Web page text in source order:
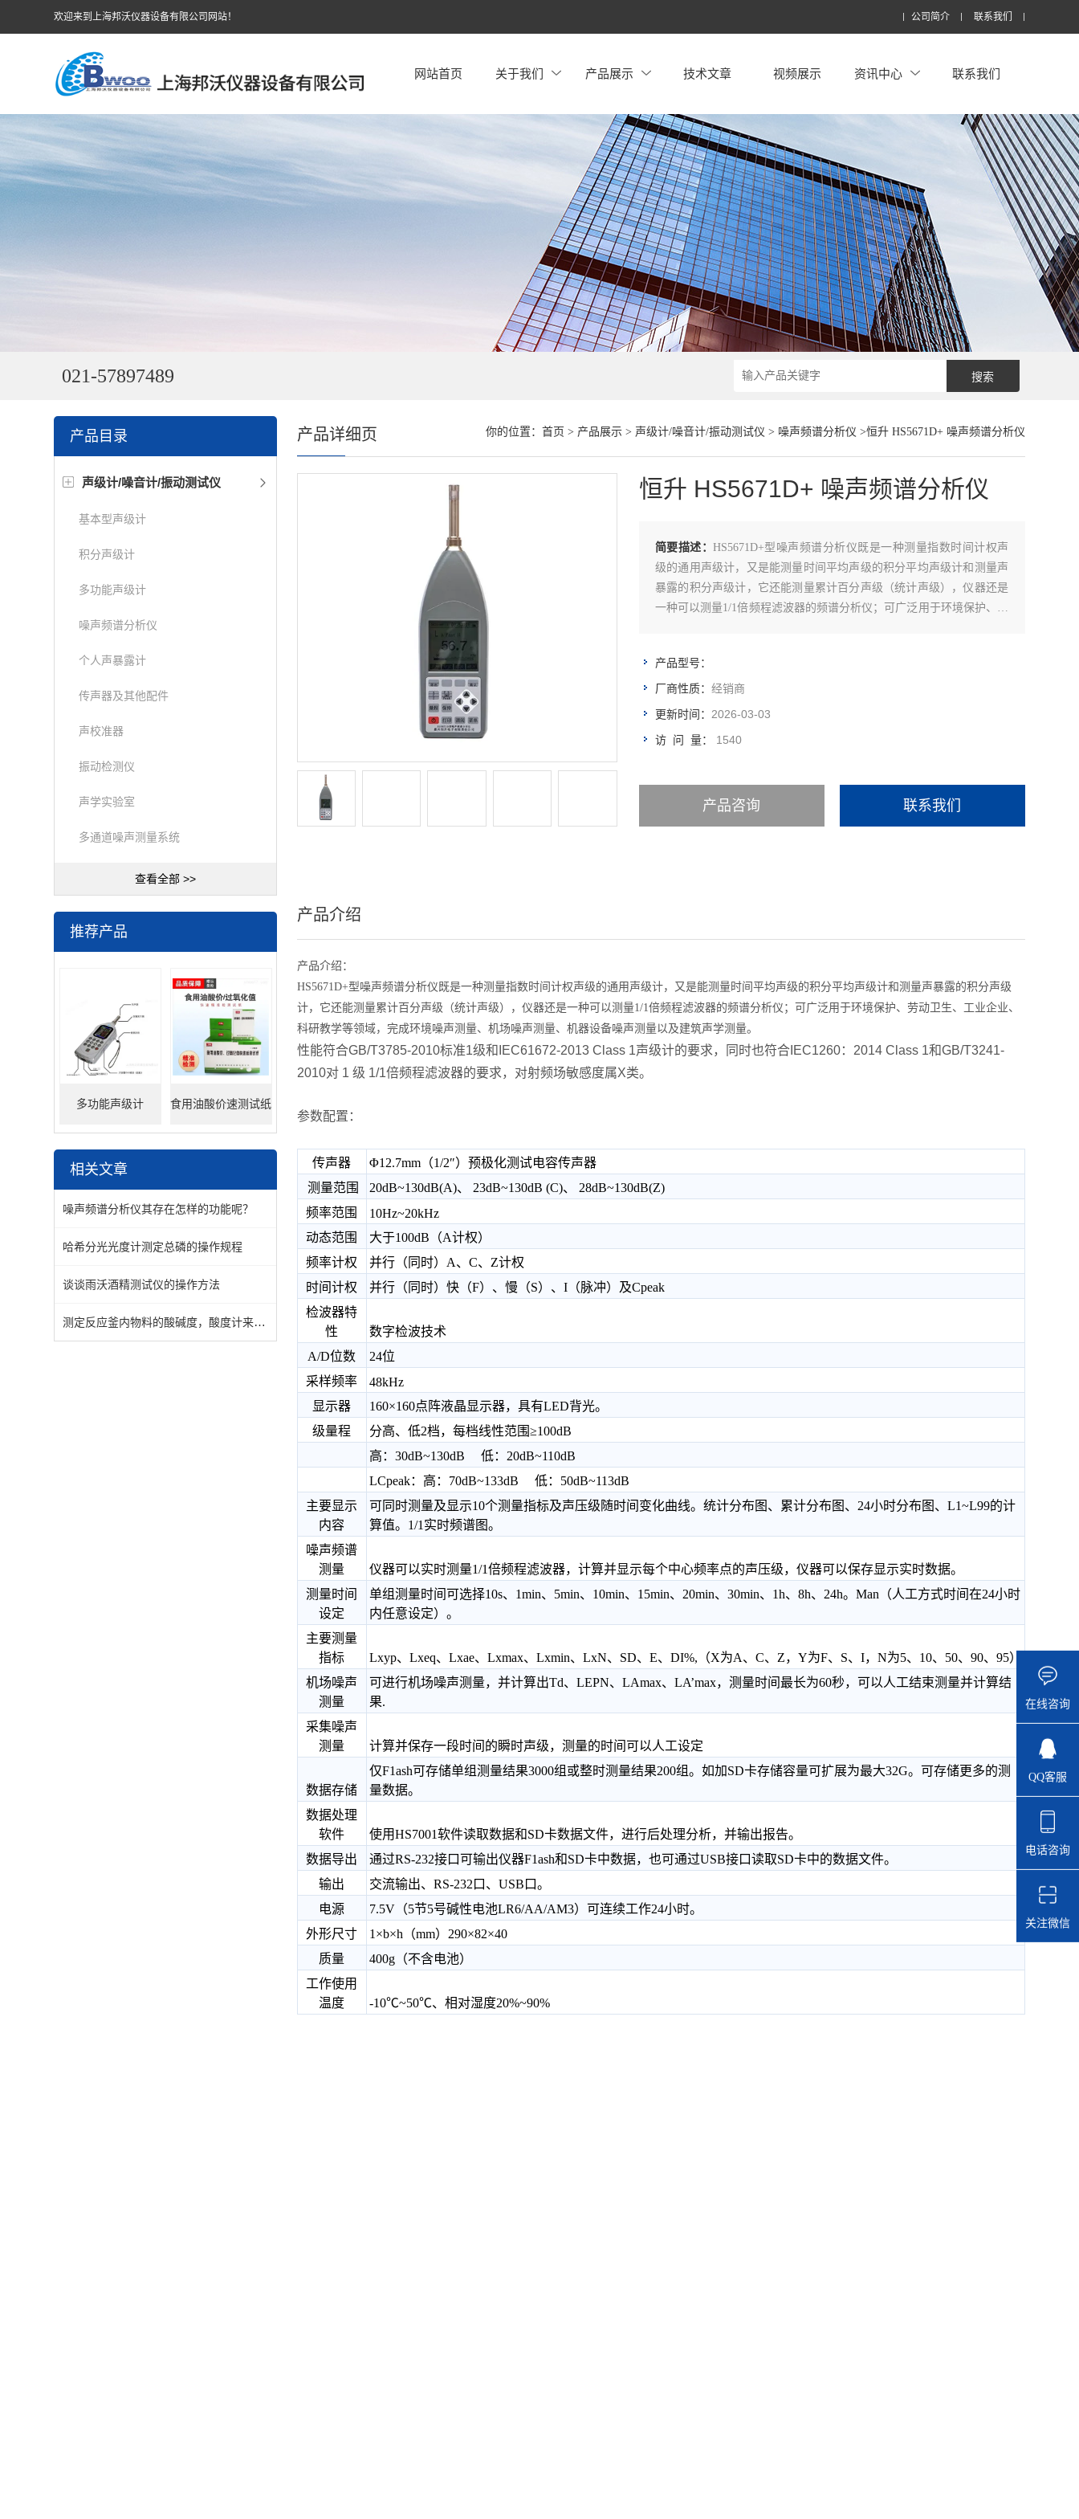
欢迎来到上海邦沃仪器设备有限公司网站！ 公司简介 联系我们
网站首页 关于我们 产品展示 技术文章 视频展示 资讯中心 联系我们
021-57897489
产品目录
声级计/噪音计/振动测试仪
基本型声级计
积分声级计
多功能声级计
噪声频谱分析仪
个人声暴露计
传声器及其他配件
声校准器
振动检测仪
声学实验室
多通道噪声测量系统
查看全部 >>
推荐产品
多功能声级计 食用油酸价速测试纸
相关文章
噪声频谱分析仪其存在怎样的功能呢？
哈希分光光度计测定总磷的操作规程
谈谈雨沃酒精测试仪的操作方法
测定反应釜内物料的酸碱度，酸度计来帮忙！
你的位置： 首页 > 产品展示> 声级计/噪音计/振动测试仪 > 噪声频谱分析仪 >恒升 HS5671D+ 噪声频谱分析仪
产品详细页
恒升 HS5671D+ 噪声频谱分析仪
简要描述： HS5671D+型噪声频谱分析仪既是一种测量指数时间计权声
级的通用声级计，又是能测量时间平均声级的积分平均声级计和测量声
暴露的积分声级计，它还能测量累计百分声级（统计声级），仪器还是
一种可以测量1/1倍频程滤波器的频谱分析仪；可广泛用于环境保护、劳
产品型号：
厂商性质： 经销商
更新时间： 2026-03-03
访 问 量： 1540
产品咨询 联系我们
产品介绍
产品介绍：
HS5671D+型噪声频谱分析仪既是一种测量指数时间计权声级的通用声级计，又是能测量时间平均声级的积分平均声级计和测量声暴露的积分声级
计，它还能测量累计百分声级（统计声级），仪器还是一种可以测量1/1倍频程滤波器的频谱分析仪；可广泛用于环境保护、劳动卫生、工业企业、
科研教学等领域，完成环境噪声测量、机场噪声测量、机器设备噪声测量以及建筑声学测量。
性能符合GB/T3785-2010标准1级和IEC61672-2013 Class 1声级计的要求，同时也符合IEC1260：2014 Class 1和GB/T3241-
2010对 1 级 1/1倍频程滤波器的要求，对射频场敏感度属X类。
参数配置：
传声器 Φ1 2.7mm（1/2″）预极化测试电容传声器
测量范围
20dB~130dB(A)、 23dB~130dB (C)、 28dB~130dB(Z)
频率范围
10Hz~20kHz
动态范围
大于100dB（A计权）
频率计权
并行（同时）A、C、Z计权
时间计权
并行（同时）快（F）、慢（S）、I（脉冲）及Cpeak
检波器特
性
数字检波技术
A/D位数
24位
采样频率
48kHz
显示器
160×160点阵液晶显示器，具有LED背光。
级量程
分高、低2档，每档线性范围≥100dB
高：30dB~130dB 低：20dB~110dB
LCpeak：高：70dB~133dB 低：50dB~113dB
主要显示
内容
可同时测量及显示10个测量指标及声压级随时间变化曲线。统计分布图、累计分布图、24小时分布图、L1~L99的计
算值。1/1实时频谱图。
噪声频谱
测量
仪器可以实时测量1/1倍频程滤波器，计算并显示每个中心频率点的声压级，仪器可以保存显示实时数据。
测量时间
设定
单组测量时间可选择10s、1min、5min、10min、15min、20min、30min、1h、8h、24h。Man（人工方式时间在24小时
内任意设定）。
主要测量
指标
Lxyp、Lxeq、Lxae、Lxmax、Lxmin、LxN、SD、E、DI%,（X为A、C、Z，Y为F、S、I，N为5、10、50、90、95）
机场噪声
测量
可进行机场噪声测量，并计算出Td、LEPN、LAmax、LA’max，测量时间最长为60秒，可以人工结束测量并计算结
果.
采集噪声
测量
计算并保存一段时间的瞬时声级，测量的时间可以人工设定
数据存储
仅F1ash可存储单组测量结果3000组或整时测量结果200组。如加SD卡存储容量可扩展为最大32G。可存储更多的测
量数据。
数据处理
软件
使用HS7001软件读取数据和SD卡数据文件，进行后处理分析，并输出报告。
数据导出
通过RS-232接口可输出仪器F1ash和SD卡中数据，也可通过USB接口读取SD卡中的数据文件。
输出
交流输出、RS-232口、USB口。
电源
7.5V（5节5号碱性电池LR6/AA/AM3）可连续工作24小时。
外形尺寸
1×b×h（mm）290×82×40
质量
400g（不含电池）
工作使用
温度
-10℃~50℃、相对湿度20%~90%
在线咨询
QQ客服
电话咨询
关注微信